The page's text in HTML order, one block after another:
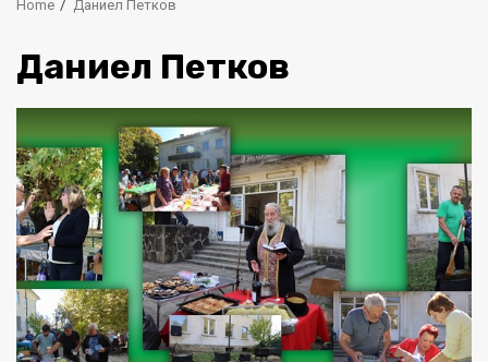
Home Даниел Петков
Даниел Петков